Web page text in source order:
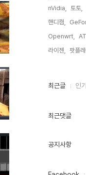
nVidia, 토토,
핸디캠,
Openwrt,
라이젠,
팟플레
최
인
최근글 인
최근댓글
공지사항
페